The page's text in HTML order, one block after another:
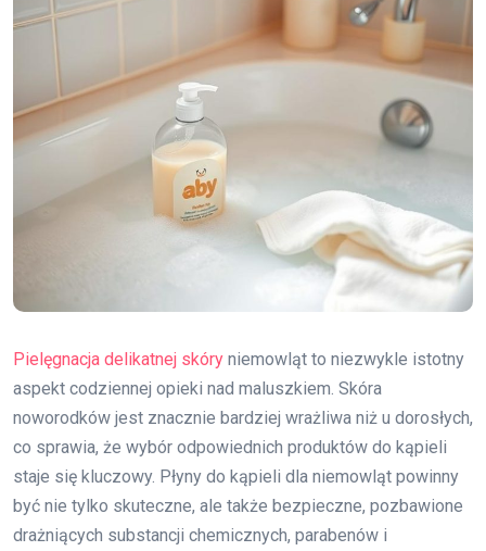
Pielęgnacja delikatnej skóry niemowląt to niezwykle istotny
aspekt codziennej opieki nad maluszkiem. Skóra
noworodków jest znacznie bardziej wrażliwa niż u dorosłych,
co sprawia, że wybór odpowiednich produktów do kąpieli
staje się kluczowy. Płyny do kąpieli dla niemowląt powinny
być nie tylko skuteczne, ale także bezpieczne, pozbawione
drażniących substancji chemicznych, parabenów i